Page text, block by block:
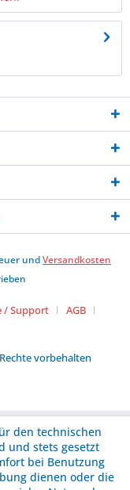
undVersandkosten
/ Support
AGB
vorbehalten
den technischen
und stets gesetzt
bei Benutzung
dienen oder die